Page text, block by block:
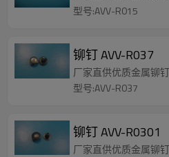
型号:AVV-R015
铆钉 AVV-R037
厂家直供优质金属铆
型号:AVV-R037
铆钉 AVV-R0301
厂家直供优质金属铆